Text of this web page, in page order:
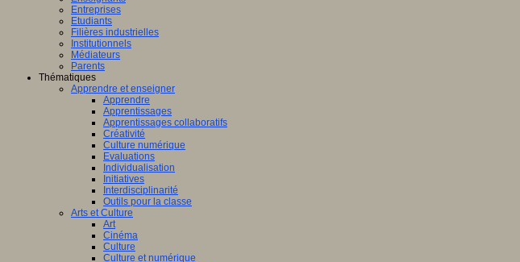
Entreprises
Etudiants
Filières industrielles
Institutionnels
Médiateurs
Parents
Thématiques
Apprendre et enseigner
Apprendre
Apprentissages
Apprentissages collaboratifs
Créativité
Culture numérique
Evaluations
Individualisation
Initiatives
Interdisciplinarité
Outils pour la classe
Arts et Culture
Art
Cinéma
Culture
Culture et numérique